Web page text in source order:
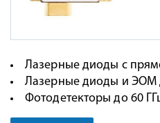
Лазерные диоды с
Лазерные диоды и ЭОМ
Фотодетекторы до 60